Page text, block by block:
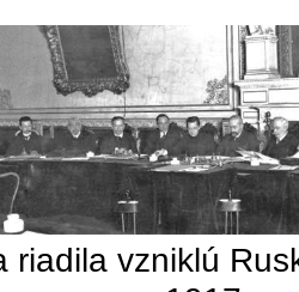
riadila vzniklú